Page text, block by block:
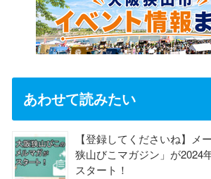
あわせて読みたい
【登録してくださいね】メ
狭山びこマガジン」が2024
スタート！